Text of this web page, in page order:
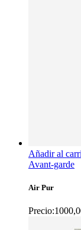
Añadir al
Avant-garde
Air Pur
Precio: